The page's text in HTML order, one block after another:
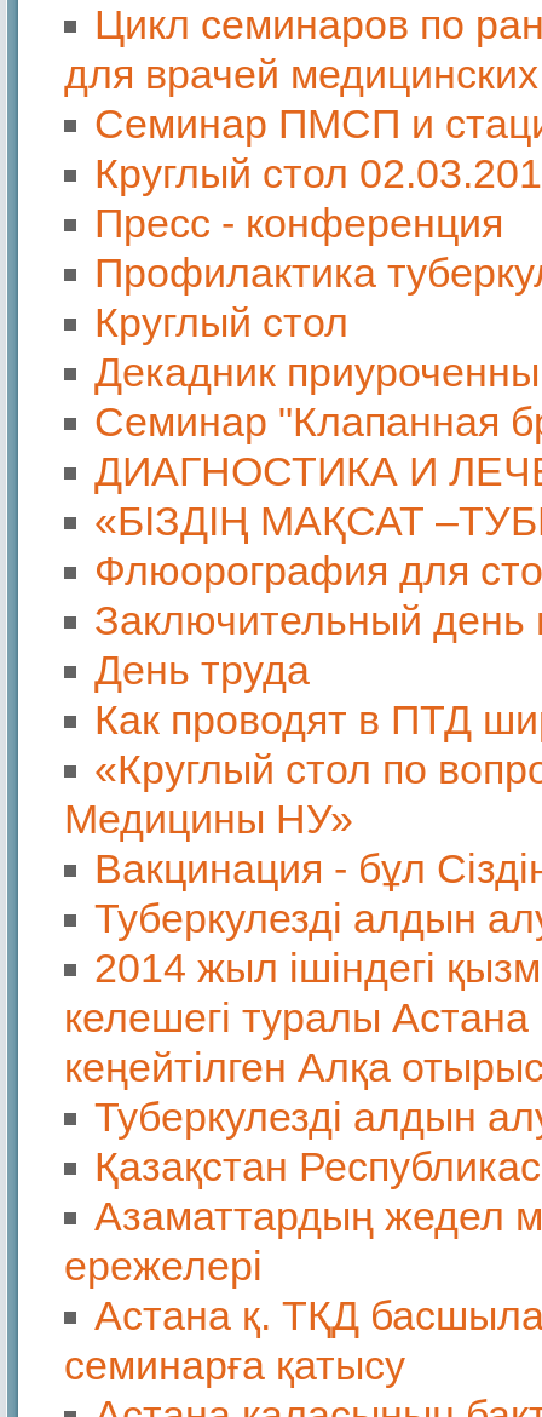
Цикл семинаров по
для врачей
Семинар ПМСП и
Круглый стол
Пресс - конференция
Профилактика
Круглый стол
Декадник
Семинар "Клапанная
ДИАГНОСТИКА И
«БІЗДІҢ МАҚСАТ
Флюорография для
Заключительный день
День труда
Как проводят в ПТД
«Круглый стол по
Медицины НУ»
Вакцинация - бұл
Туберкулезді алдын
2014 жыл ішіндегі
келешегі туралы
кеңейтілген Алқа
Туберкулезді алдын
Қазақстан
Азаматтардың жедел
ережелері
Астана қ. ТҚД
семинарға қатысу